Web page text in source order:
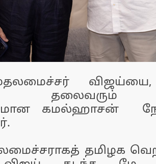
தலைவரும்
கமல்ஹாசன்
தமிழக